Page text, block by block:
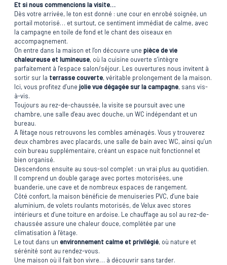
Et si nous commencions la visite…
Dès votre arrivée, le ton est donné : une cour en enrobé soignée, un
portail motorisé… et surtout, ce sentiment immédiat de calme, avec
la campagne en toile de fond et le chant des oiseaux en
accompagnement.
On entre dans la maison et l’on découvre une pièce de vie
chaleureuse et lumineuse, où la cuisine ouverte s’intègre
parfaitement à l’espace salon/séjour. Les ouvertures nous invitent à
sortir sur la terrasse couverte, véritable prolongement de la maison.
Ici, vous profitez d’une jolie vue dégagée sur la campagne, sans vis-
à-vis.
Toujours au rez-de-chaussée, la visite se poursuit avec une
chambre, une salle d’eau avec douche, un WC indépendant et un
bureau.
A l'étage nous retrouvons les combles aménagés. Vous y trouverez
deux chambres avec placards, une salle de bain avec WC, ainsi qu’un
coin bureau supplémentaire, créant un espace nuit fonctionnel et
bien organisé.
Descendons ensuite au sous-sol complet : un vrai plus au quotidien.
Il comprend un double garage avec portes motorisées, une
buanderie, une cave et de nombreux espaces de rangement.
Côté confort, la maison bénéficie de menuiseries PVC, d’une baie
aluminium, de volets roulants motorisés, de Velux avec stores
intérieurs et d’une toiture en ardoise. Le chauffage au sol au rez-de-
chaussée assure une chaleur douce, complétée par une
climatisation à l’étage.
Le tout dans un environnement calme et privilégié, où nature et
sérénité sont au rendez-vous.
Une maison où il fait bon vivre… à découvrir sans tarder.